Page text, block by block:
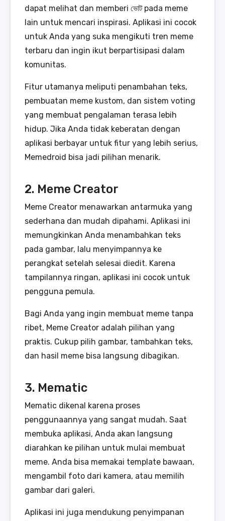
dapat melihat dan memberi ভোট pada meme
lain untuk mencari inspirasi. Aplikasi ini cocok
untuk Anda yang suka mengikuti tren meme
terbaru dan ingin ikut berpartisipasi dalam
komunitas.
Fitur utamanya meliputi penambahan teks,
pembuatan meme kustom, dan sistem voting
yang membuat pengalaman terasa lebih
hidup. Jika Anda tidak keberatan dengan
aplikasi berbayar untuk fitur yang lebih serius,
Memedroid bisa jadi pilihan menarik.
2. Meme Creator
Meme Creator menawarkan antarmuka yang
sederhana dan mudah dipahami. Aplikasi ini
memungkinkan Anda menambahkan teks
pada gambar, lalu menyimpannya ke
perangkat setelah selesai diedit. Karena
tampilannya ringan, aplikasi ini cocok untuk
pengguna pemula.
Bagi Anda yang ingin membuat meme tanpa
ribet, Meme Creator adalah pilihan yang
praktis. Cukup pilih gambar, tambahkan teks,
dan hasil meme bisa langsung dibagikan.
3. Mematic
Mematic dikenal karena proses
penggunaannya yang sangat mudah. Saat
membuka aplikasi, Anda akan langsung
diarahkan ke pilihan untuk mulai membuat
meme. Anda bisa memakai template bawaan,
mengambil foto dari kamera, atau memilih
gambar dari galeri.
Aplikasi ini juga mendukung penyimpanan